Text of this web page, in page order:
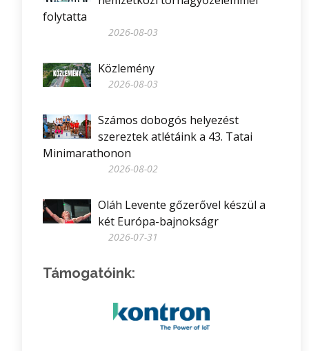
folytatta
2026-08-03
Közlemény
2026-08-03
Számos dobogós helyezést
szereztek atlétáink a 43. Tatai
Minimarathonon
2026-08-02
Oláh Levente gőzerővel készül a
két Európa-bajnokságr
2026-07-31
Támogatóink: